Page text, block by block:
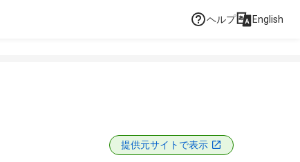
ヘルプ English
提供元サイトで表示